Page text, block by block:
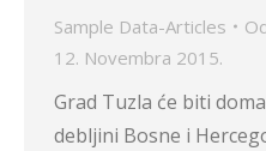
Sample Data-Articles
12. Novembra 2015.
Grad Tuzla će biti
debljini Bosne i